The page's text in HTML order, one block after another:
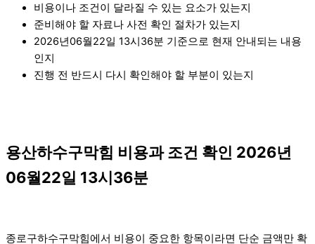
비용이나 조건이 달라질 수 있는 요소가 있는지
준비해야 할 자료나 사전 확인 절차가 있는지
2026년06월22일 13시36분 기준으로 현재 안내되는 내용
인지
진행 전 반드시 다시 확인해야 할 부분이 있는지
용산하수구막힘 비용과 조건 확인 2026년
06월22일 13시36분
종로구하수구막힘에서 비용이 중요한 항목이라면 단순 금액만 확